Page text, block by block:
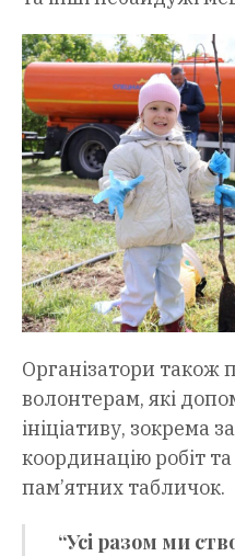
Організатори також
волонтерам, які
ініціативу, зокрема
координацію робіт
пам’ятних табличок.
“Усі разом ми